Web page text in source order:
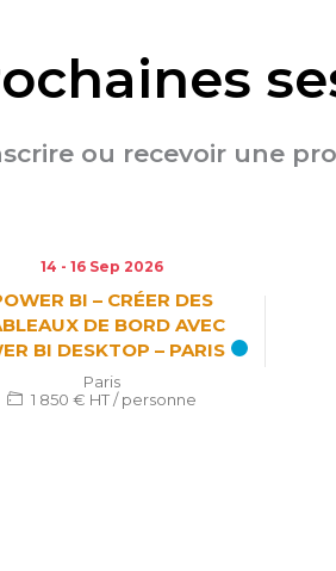
ou recevoir une
14 - 16 Sep 2026
BI – CRÉER DES
DE BORD AVEC
BI DESKTOP – PARIS
Paris
1 850 € HT / personne